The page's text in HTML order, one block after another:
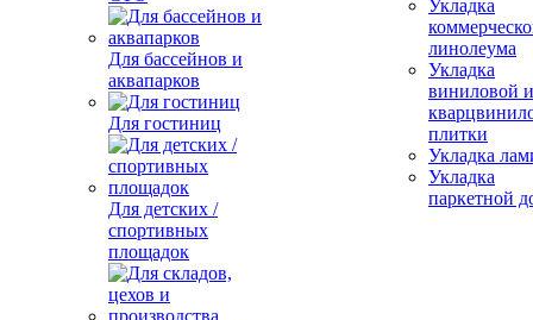
Для бассейнов и
аквапарков
Для гостиниц
Для детских /
спортивных
площадок
Укладка
линолеума
Укладка
виниловой и
плитки
Укладка
Укладка
паркетной